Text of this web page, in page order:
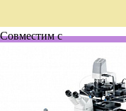
Совместим с